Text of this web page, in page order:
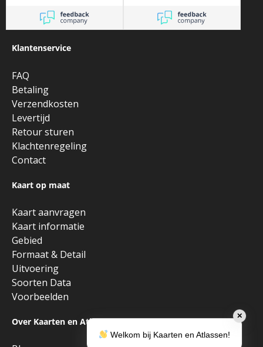
Klantenservice
FAQ
Betaling
Verzendkosten
Levertijd
Retour sturen
Klachtenregeling
Contact
Kaart op maat
Kaart aanvragen
Kaart informatie
Gebied
Formaat & Detail
Uitvoering
Soorten Data
Voorbeelden
Over Kaarten en Atlassen
✕
Welkom bij Kaarten en Atlassen!